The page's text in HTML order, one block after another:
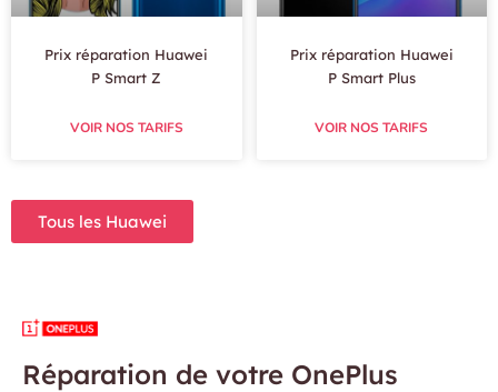
Prix réparation Huawei
P Smart Z
VOIR NOS TARIFS
Prix réparation Huawei
P Smart Plus
VOIR NOS TARIFS
Tous les Huawei
Réparation de votre OnePlus